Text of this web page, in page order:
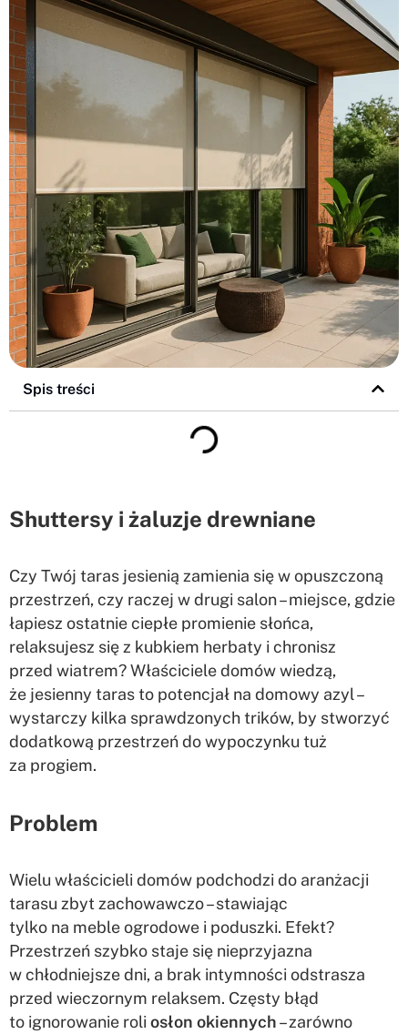
Spis treści
Shuttersy i żaluzje drewniane
Czy Twój taras jesienią zamienia się w opuszczoną
przestrzeń, czy raczej w drugi salon – miejsce, gdzie
łapiesz ostatnie ciepłe promienie słońca,
relaksujesz się z kubkiem herbaty i chronisz
przed wiatrem? Właściciele domów wiedzą,
że jesienny taras to potencjał na domowy azyl –
wystarczy kilka sprawdzonych trików, by stworzyć
dodatkową przestrzeń do wypoczynku tuż
za progiem.
Problem
Wielu właścicieli domów podchodzi do aranżacji
tarasu zbyt zachowawczo – stawiając
tylko na meble ogrodowe i poduszki. Efekt?
Przestrzeń szybko staje się nieprzyjazna
w chłodniejsze dni, a brak intymności odstrasza
przed wieczornym relaksem. Częsty błąd
to ignorowanie roli osłon okiennych– zarówno